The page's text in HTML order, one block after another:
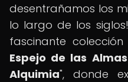
desentrañamos los
lo largo de los
fascinante
Espejo de las
Alquimia", donde